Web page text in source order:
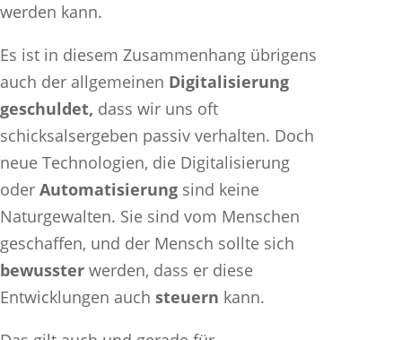
werden kann.
Es ist in diesem Zusammenhang übrigens
auch der allgemeinen Digitalisierung
geschuldet, dass wir uns oft
schicksalsergeben passiv verhalten. Doch
neue Technologien, die Digitalisierung
oder Automatisierung sind keine
Naturgewalten. Sie sind vom Menschen
geschaffen, und der Mensch sollte sich
bewusster werden, dass er diese
Entwicklungen auch steuern kann.